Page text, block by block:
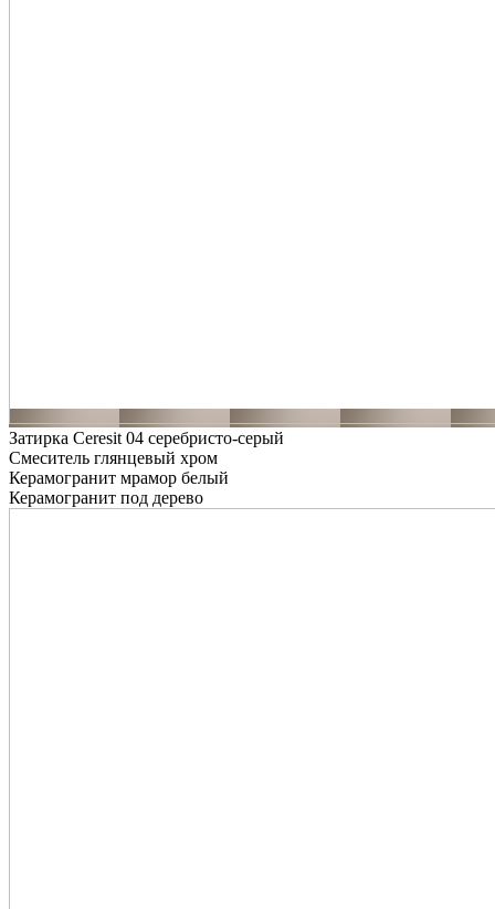
Затирка Ceresit 04 серебристо-серый
Смеситель глянцевый хром
Керамогранит мрамор белый
Керамогранит под дерево